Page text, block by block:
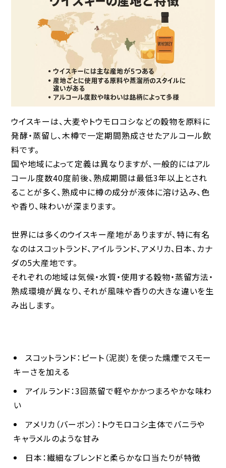
ウイスキーは、大麦やトウモロコシなどの穀物を原料に
発酵・蒸留し、木樽で一定期間熟成させたアルコール飲
料です。
国や地域によって定義は異なりますが、一般的にはアル
コール度数40度前後、熟成期間は最低3年以上 とされ
ることが多く、熟成中に樽の成分が液体に溶け込み、色
や香り、味わいが深まります。
世界には多くのウイスキー産地がありますが、特に有名
なのはスコットランド、アイルランド、アメリカ、日本、カナ
ダの5大産地です。
それぞれの地域は気候・水質・使用する穀物・蒸留方法・
熟成環境が異なり、それが風味や香りの大きな違いを生
み出します。
スコットランド：ピート（泥炭）を使った燻煙でスモー
キーさを加える
アイルランド：3回蒸留で軽やかかつまろやかな味わ
い
アメリカ （バーボン）：トウモロコシ主体でバニラや
キャラメルのような甘み
日本：繊細なブレンドと柔らかな口当たりが特徴